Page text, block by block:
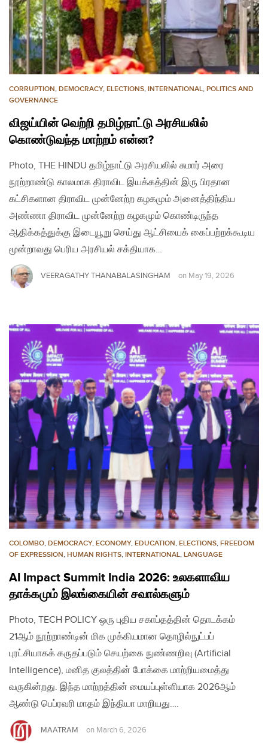
CORRUPTION, DEMOCRACY, ELECTIONS, INTERNATIONAL, POLITICS AND
GOVERNANCE
விஜய்யின் வெற்றி தமிழ்நாட்டு அரசியலில்
கொண்டுவந்த மாற்றம் என்ன?
Photo, THE HINDU தமிழ்நாட்டு அரசியலில் சுமார் அரை
நூற்றாண்டு காலமாக திராவிட இயக்கத்தின் இரு பிரதான
கட்சிகளான திராவிட முன்னேற்ற கழகமும் அனைத்திந்திய
அண்ணா திராவிட முன்னேற்ற கழகமும் கொண்டிருந்த
ஆதிக்கத்துக்கு இடையூறு செய்து ஆட்சியைக் கைப்பற்றக்கூடிய
மூன்றாவது பெரிய அரசியல் சக்தியாக…
VEERAGATHY THANABALASINGHAM on May 19, 2026
COLOMBO, DEMOCRACY, ECONOMY, EDUCATION, ELECTIONS, FREEDOM
OF EXPRESSION, HUMAN RIGHTS, INTERNATIONAL, LANGUAGE
AI Impact Summit India 2026: உலகளாவிய
தாக்கமும் இலங்கையின் சவால்களும்
Photo, TECH POLICY ஒரு புதிய சகாப்தத்தின் தொடக்கம்
21ஆம் நூற்றாண்டின் மிக முக்கியமான தொழில்நுட்பப்
புரட்சியாகக் கருதப்படும் செயற்கை நுண்ணறிவு (Artificial
Intelligence), மனித குலத்தின் போக்கை மாற்றியமைத்து
வருகின்றது. இந்த மாற்றத்தின் மையப்புள்ளியாக 2026ஆம்
ஆண்டு பெப்ரவரி மாதம் இந்தியா மாறியது….
MAATRAM on March 6, 2026